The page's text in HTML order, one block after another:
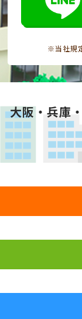
※当社規
大阪・兵庫